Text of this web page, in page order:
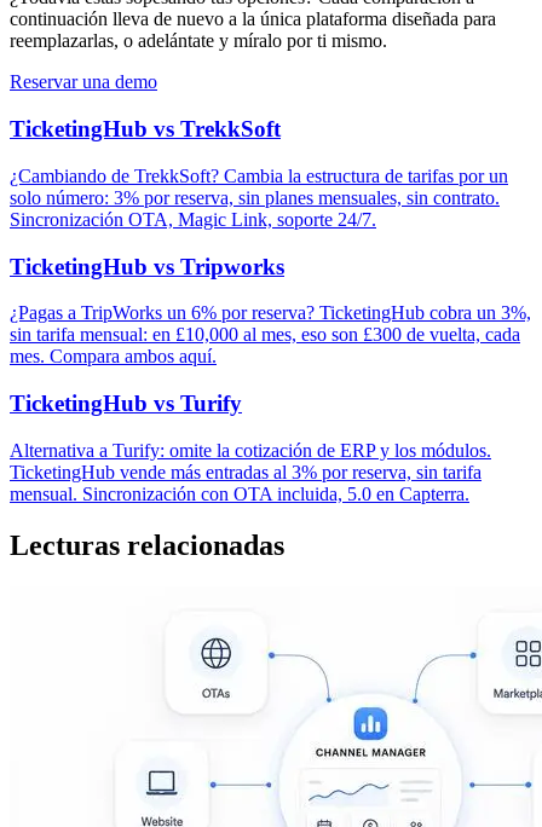
continuación lleva de nuevo a la única plataforma diseñada para
reemplazarlas, o adelántate y míralo por ti mismo.
Reservar una demo
TicketingHub vs TrekkSoft
¿Cambiando de TrekkSoft? Cambia la estructura de tarifas por un
solo número: 3% por reserva, sin planes mensuales, sin contrato.
Sincronización OTA, Magic Link, soporte 24/7.
TicketingHub vs Tripworks
¿Pagas a TripWorks un 6% por reserva? TicketingHub cobra un 3%,
sin tarifa mensual: en £10,000 al mes, eso son £300 de vuelta, cada
mes. Compara ambos aquí.
TicketingHub vs Turify
Alternativa a Turify: omite la cotización de ERP y los módulos.
TicketingHub vende más entradas al 3% por reserva, sin tarifa
mensual. Sincronización con OTA incluida, 5.0 en Capterra.
Lecturas relacionadas